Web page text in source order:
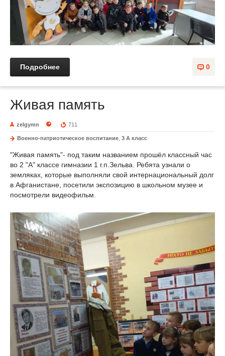
0
Подробнее
Живая память
zelgymn 711
Военно-патриотическое воспитание 3 А класс
"Живая память"- под таким названием прошёл классный час
во 2 "А" классе гимназии 1 г.п.Зельва. Ребята узнали о
земляках, которые выполняли свой интернациональный долг
в Афганистане, посетили экспозицию в школьном музее и
посмотрели видеофильм.